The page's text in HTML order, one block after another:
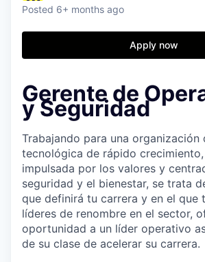
Posted 6+ months ago
Apply now
Gerente de
y Seguridad
Trabajando para una organización
tecnológica de rápido
impulsada por los valores y
seguridad y el bienestar, se trata
que definirá tu carrera y en el que
líderes de renombre en el sector,
oportunidad a un líder operativo
de su clase de acelerar su carrera.